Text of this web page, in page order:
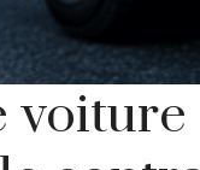
voiture